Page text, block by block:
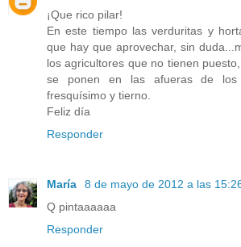
¡Que rico pilar!
En este tiempo las verduritas y
que hay que aprovechar, sin
los agricultores que no tienen
se ponen en las afueras de los
fresquísimo y tierno.
Feliz día
Responder
María
8 de mayo de 2012 a las
Q pintaaaaaa
Responder